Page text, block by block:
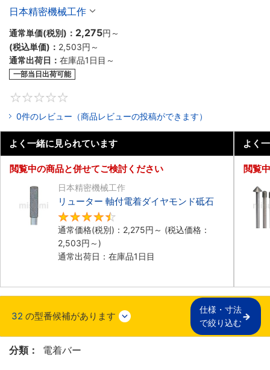
日本精密機械工作
通常単価(税別)： 2,275円 ～
(税込単価)： 2,503円 ～
通常出荷日： 在庫品1日目～
一部当日出荷可能
0件のレビュー（商品レビューの投稿ができます）
よく一緒に見られています
閲覧中の商品と併せてご検討ください
日本精密機械工作
リューター 軸付電着ダイヤモンド砥石
通常価格(税別)： 2,275円 ～ (税込価格：
2,503円 ～)
通常出荷日：在庫品1日目
よく
閲覧
32 の型番候補があります
仕様・寸法
で絞り込む
分類： 電着バー